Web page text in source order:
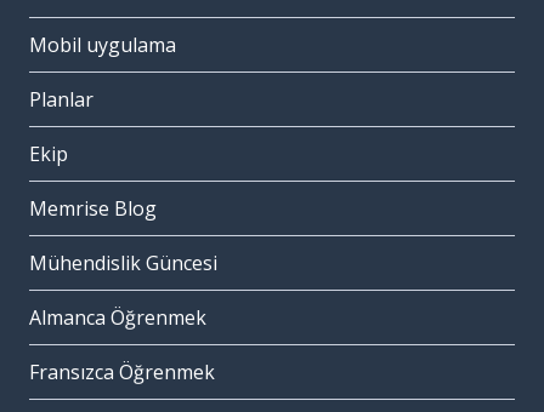
Mobil uygulama
Planlar
Ekip
Memrise Blog
Mühendislik Güncesi
Almanca Öğrenmek
Fransızca Öğrenmek